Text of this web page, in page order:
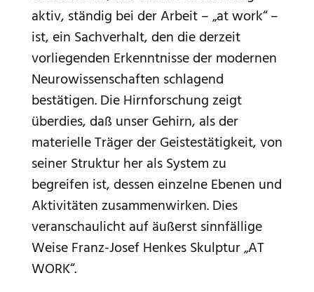
aktiv, ständig bei der Arbeit – „at work“ –
ist, ein Sachverhalt, den die derzeit
vorliegenden Erkenntnisse der modernen
Neurowissenschaften schlagend
bestätigen. Die Hirnforschung zeigt
überdies, daß unser Gehirn, als der
materielle Träger der Geistestätigkeit, von
seiner Struktur her als System zu
begreifen ist, dessen einzelne Ebenen und
Aktivitäten zusammenwirken. Dies
veranschaulicht auf äußerst sinnfällige
Weise Franz-Josef Henkes Skulptur „AT
WORK“.